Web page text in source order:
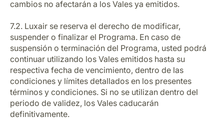
cambios no afectarán a los Vales ya emitidos.
7.2. Luxair se reserva el derecho de modificar,
suspender o finalizar el Programa. En caso de
suspensión o terminación del Programa, usted podrá
continuar utilizando los Vales emitidos hasta su
respectiva fecha de vencimiento, dentro de las
condiciones y límites detallados en los presentes
términos y condiciones. Si no se utilizan dentro del
periodo de validez, los Vales caducarán
definitivamente.